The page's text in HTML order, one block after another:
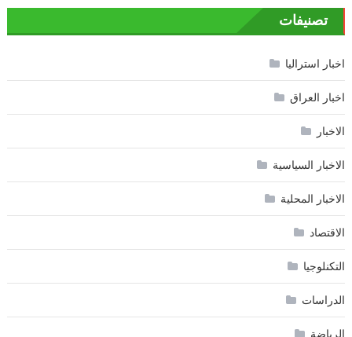
تصنيفات
اخبار استراليا
اخبار العراق
الاخبار
الاخبار السياسية
الاخبار المحلية
الاقتصاد
التكنلوجيا
الدراسات
الرياضة